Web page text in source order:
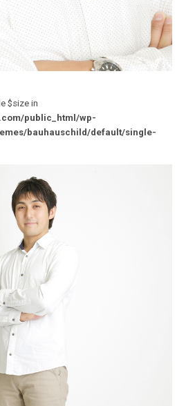
$size in
public_html/wp-
bauhauschild/default/single-